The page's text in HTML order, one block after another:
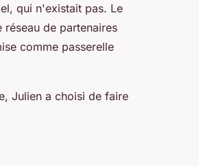
qui n'existait pas. Le
de partenaires
comme passerelle
Julien a choisi de faire